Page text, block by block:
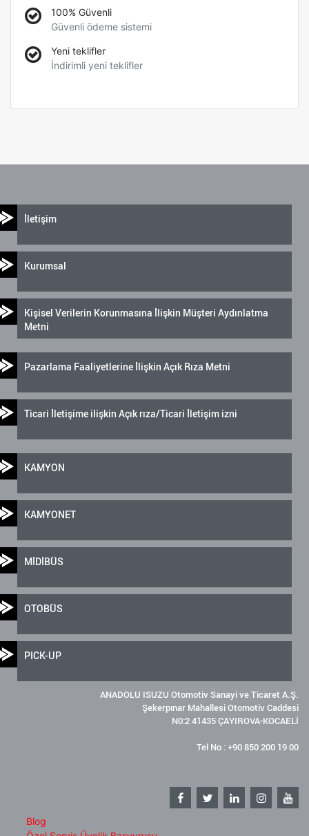
100% Güvenli
Güvenli ödeme sistemi
Yeni teklifler
İndirimli yeni teklifler
İletişim
Kurumsal
Kişisel Verilerin Korunmasına İlişkin Müşteri Aydınlatma
Metni
Pazarlama Faaliyetlerine İlişkin Açık Rıza Metni
Ticari İletişime ilişkin Açık rıza/Ticari İletişim izni
KAMYON
KAMYONET
MİDİBÜS
OTOBÜS
PICK-UP
ANADOLU ISUZU Otomotiv Sanayi ve Ticaret A.Ş.
Şekerpınar Mahallesi Otomotiv Caddesi
N0:2 41435 ÇAYIROVA-KOCAELİ
Tel No : +90 850 200 19 00
Blog